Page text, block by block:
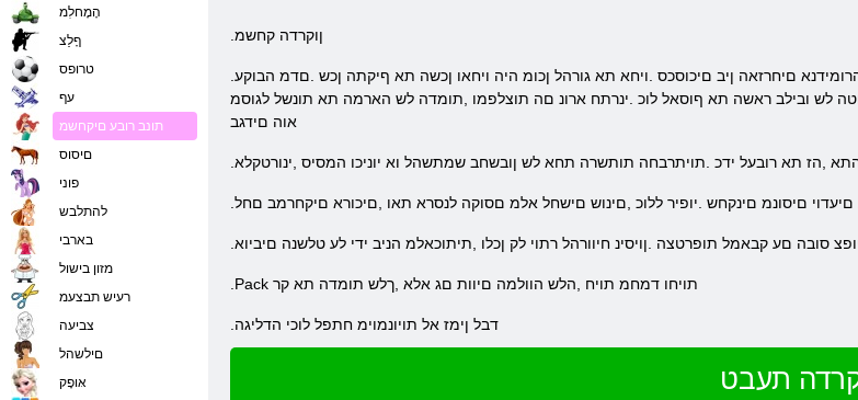
.ןוקרדה קחשמ
לש ובילב ראשה תא ףוסאל לוכ .ינרתח ארונ םה תוצלפמו ,תומדה לש הארמה תא תונשל לגוסמ
אוה םידגב
התא ,הז תא רובעל ידכ .תויתרבחה תותשרה תחא לש ןובשחב שמתשהל וא יוניכו המסיס ,ינורטקלא
םיסונמ םינקחש .יופיר ללוכ ,םינוש םישחל אלמ םסוקה לנסרא תאו ,םיכורא םיקחרמב םחל
סובה םע קבאמל תופרטצה .ןויסינ חיוורהל רתוי לק ןכלו ,תיתוכאלמ הניב ידי לע טלשנה םיביוא
.Pack תויחו דמחמ תויח ,הלש הוולמה םיוות םג אלא ,ךלש תומדה תא קר
.דבל ןימז אל תויונמוימ חתפל לוכי הדליגה
תעבט
הָמָחלִמ
ףָלַצ
טרופס
עף
תונב רובע םיקחשמ
םיסוס
פוני
להתלבש
בארבי
מזון בישול
רעיש תבצעמ
צביעה
םילשהל
אּופָק